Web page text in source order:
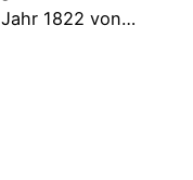
1822 von…